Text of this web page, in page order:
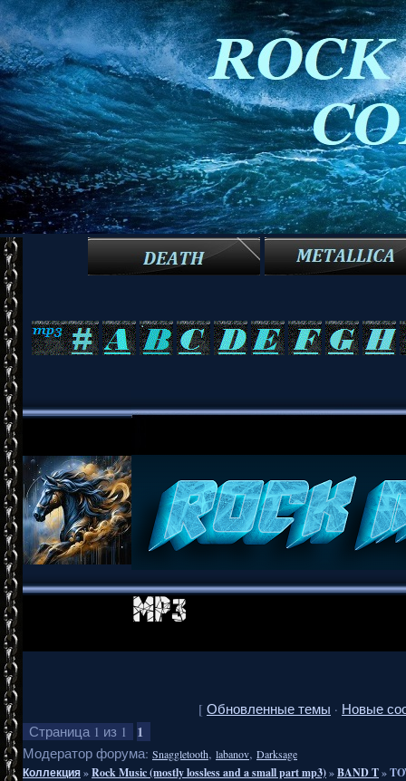
[ Обновленные темы · Новые
Страница 1 из 1 1
Модератор форума: Snaggletooth, labanov, Darksage
Коллекция»Rock Music (mostly lossless and a small part mp3)»BAND T»